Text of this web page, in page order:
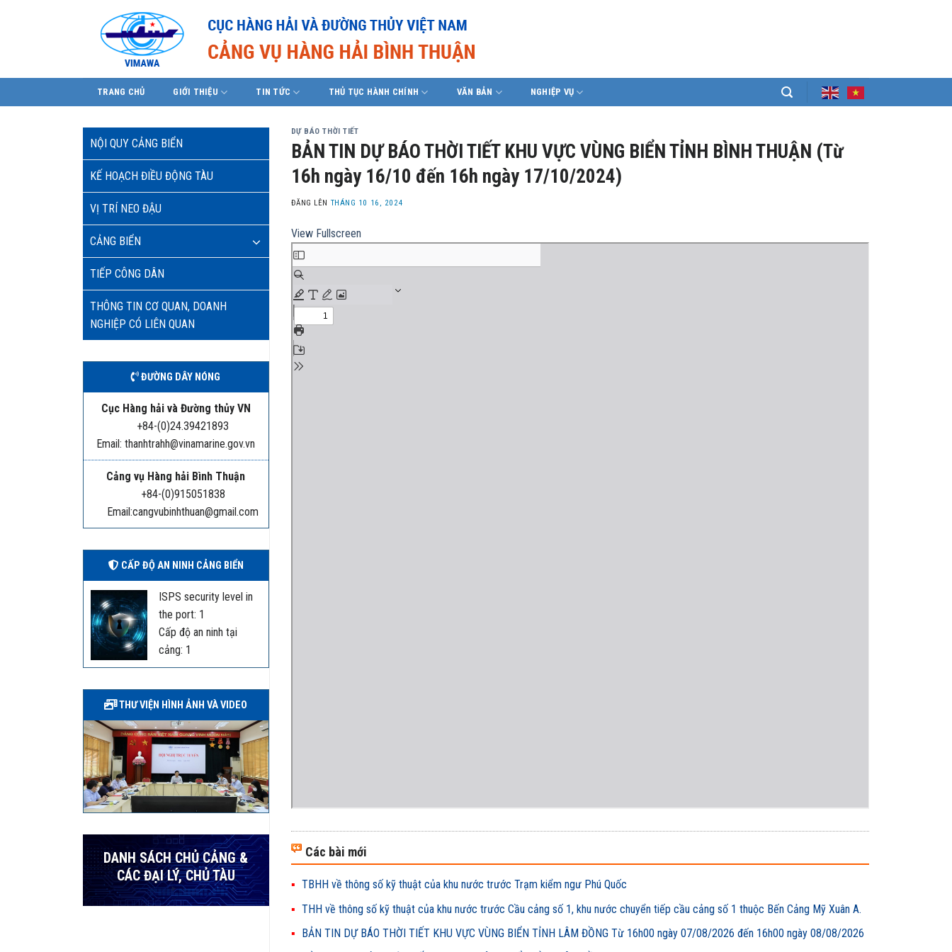
TRANG CHỦ GIỚI THIỆU TIN TỨC THỦ TỤC HÀNH CHÍNH VĂN BẢN NGHIỆP VỤ
NỘI QUY CẢNG BIỂN
KẾ HOẠCH ĐIỀU ĐỘNG TÀU
VỊ TRÍ NEO ĐẬU
CẢNG BIỂN
TIẾP CÔNG DÂN
THÔNG TIN CƠ QUAN, DOANH
NGHIỆP CÓ LIÊN QUAN
ĐƯỜNG DÂY NÓNG
Cục Hàng hải và Đường thủy VN
+84-(0)24.39421893
Email: thanhtrahh@vinamarine.gov.vn
Cảng vụ Hàng hải Bình Thuận
+84-(0)915051838
Email:cangvubinhthuan@gmail.com
CẤP ĐỘ AN NINH CẢNG BIỂN
ISPS security level in
the port: 1
Cấp độ an ninh tại
cảng: 1
THƯ VIỆN HÌNH ẢNH VÀ VIDEO
DANH SÁCH CHỦ CẢNG &
CÁC ĐẠI LÝ, CHỦ TÀU
DỰ BÁO THỜI TIẾT
BẢN TIN DỰ BÁO THỜI TIẾT KHU VỰC VÙNG BIỂN TỈNH BÌNH THUẬN (Từ
16h ngày 16/10 đến 16h ngày 17/10/2024)
ĐĂNG LÊN THÁNG 10 16, 2024
View Fullscreen
Các bài mới
TBHH về thông số kỹ thuật của khu nước trước Trạm kiểm ngư Phú Quốc
THH về thông số kỹ thuật của khu nước trước Cầu cảng số 1, khu nước chuyển tiếp cầu cảng số 1 thuộc Bến Cảng Mỹ Xuân A.
BẢN TIN DỰ BÁO THỜI TIẾT KHU VỰC VÙNG BIỂN TỈNH LÂM ĐỒNG Từ 16h00 ngày 07/08/2026 đến 16h00 ngày 08/08/2026